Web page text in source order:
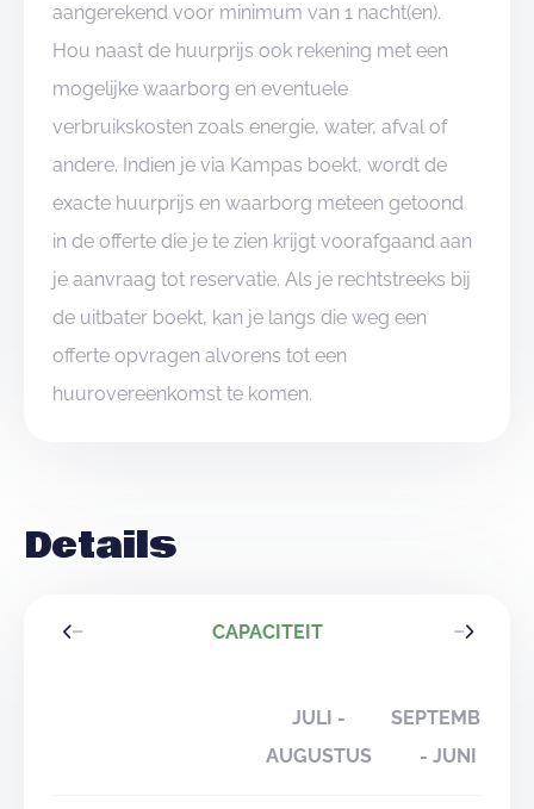
aangerekend voor minimum van 1 nacht(en).
Hou naast de huurprijs ook rekening met een
mogelijke waarborg en eventuele
verbruikskosten zoals energie, water, afval of
andere. Indien je via Kampas boekt, wordt de
exacte huurprijs en waarborg meteen getoond
in de offerte die je te zien krijgt voorafgaand aan
je aanvraag tot reservatie. Als je rechtstreeks bij
de uitbater boekt, kan je langs die weg een
offerte opvragen alvorens tot een
huurovereenkomst te komen.
Details
CAPACITEIT
JULI -
AUGUSTUS
SEPTEMBER
- JUNI